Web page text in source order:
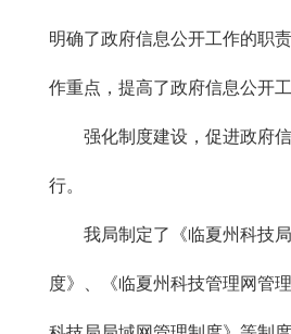
明确了政府信息公开工作的职
作重点，提高了政府信息公开工
强化制度建设，促进政府信
行。
我局制定了《临夏州科技局
度》、《临夏州科技管理网管